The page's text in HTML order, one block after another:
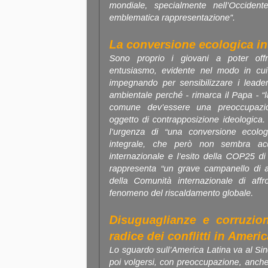
mondiale, specialmente
emblematica rappresentazione”.
La conversione ecologica
Sono proprio i giovani a poter
entusiasmo, evidente nel modo in
impegnando per sensibilizzare i
ambientale perché - rimarca il Papa -
comune dev’essere una
oggetto di contrapposizione
l’urgenza di “una conversione
integrale, che però non sembra
internazionale e l’esito della COP25
rappresenta “un grave campanello di
della Comunità internazionale di
fenomeno del riscaldamento globale.
Disuguaglianze e
radice dei conflitti in
Lo sguardo sull’America Latina va al
poi volgersi, con preoccupazione,